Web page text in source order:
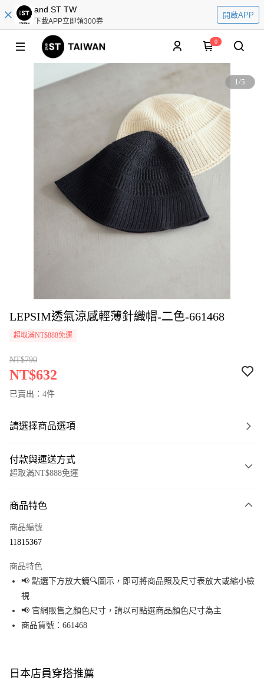
and ST TW
下載APP立即領300券
開啟APP
0
1/5
LEPSIM透氣涼感輕薄針織帽-二色-661468
超取滿NT$888免運
NT$790
NT$632
已賣出：4件
請選擇商品選項
付款與運送方式
超取滿NT$888免運
信用卡一次付款
Apple Pay
街口支付
悠遊付
全盈+PAY
商品特色
商品編號
11815367
商品特色
📢 點選下方放大鏡🔍圖示，即可將商品照及尺寸表放大或縮小檢
視
📢 官網販售之顏色尺寸，請以可點選商品顏色尺寸為主
商品貨號：661468
日本店員穿搭推薦